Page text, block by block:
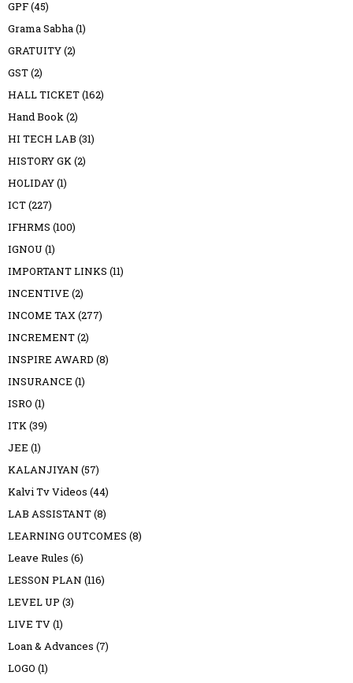
GPF(45)
Grama Sabha (1)
GRATUITY(2)
GST(2)
HALL TICKET(162)
Hand Book (2)
HI TECH LAB (31)
HISTORY GK (2)
HOLIDAY(1)
ICT(227)
IFHRMS (100)
IGNOU (1)
IMPORTANT LINKS (11)
INCENTIVE (2)
INCOME TAX (277)
INCREMENT(2)
INSPIRE AWARD (8)
INSURANCE (1)
ISRO (1)
ITK (39)
JEE (1)
KALANJIYAN (57)
Kalvi Tv Videos (44)
LAB ASSISTANT(8)
LEARNING OUTCOMES (8)
Leave Rules (6)
LESSON PLAN (116)
LEVEL UP (3)
LIVE TV(1)
Loan & Advances (7)
LOGO (1)